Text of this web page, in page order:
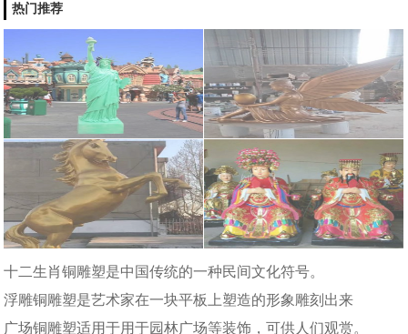
热门推荐
十二生肖铜雕塑是中国传统的一种民间文化符号。
浮雕铜雕塑是艺术家在一块平板上塑造的形象雕刻出来
广场铜雕塑适用于用于园林广场等装饰，可供人们观赏。